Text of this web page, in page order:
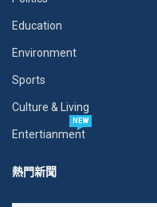
Education
Environment
Sports
Culture & Living
Entertianment
NEW
熱門新聞